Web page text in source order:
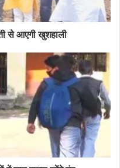
से आएगी खुशहाली